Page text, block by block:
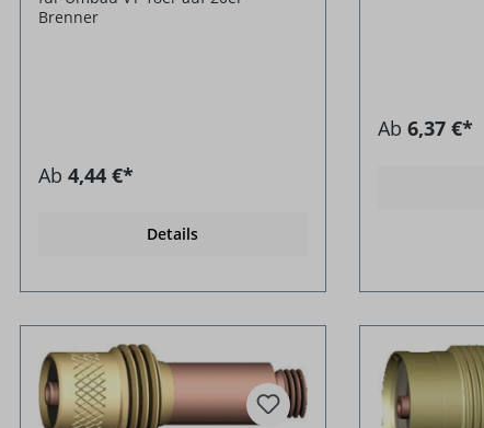
Brenner
Ab4,44 €*
Details
Ab 6,37 €*